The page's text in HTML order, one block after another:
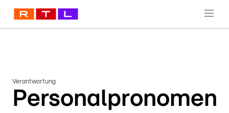
Verantwortung
Personalpronomen